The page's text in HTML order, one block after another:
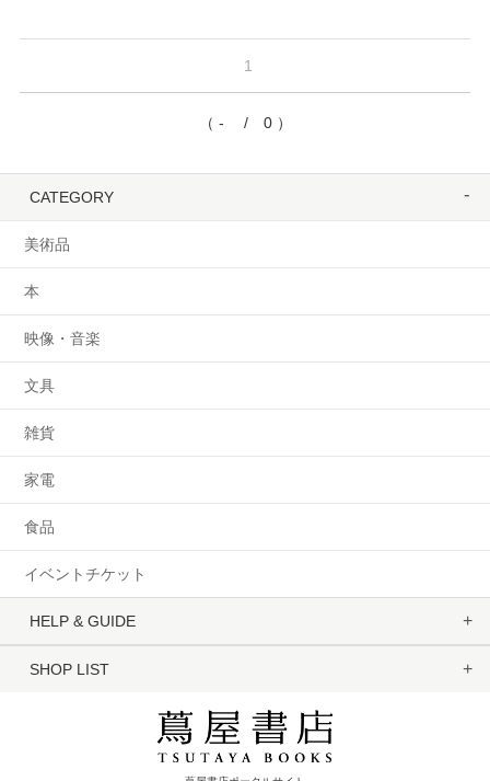
1
（ - / 0 ）
CATEGORY
美術品
本
映像・音楽
文具
雑貨
家電
食品
イベントチケット
HELP & GUIDE
SHOP LIST